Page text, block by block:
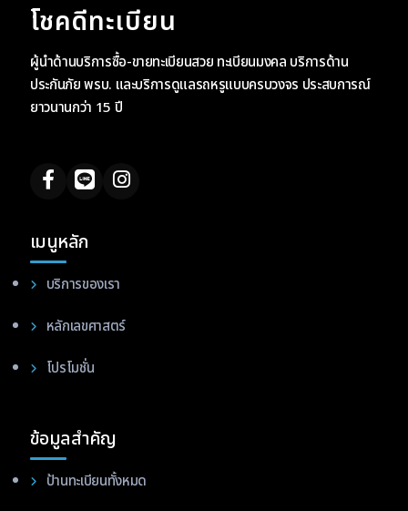
โชคดีทะเบียน
ผู้นำด้านบริการซื้อ-ขายทะเบียนสวย ทะเบียนมงคล บริการด้าน
ประกันภัย พรบ. และบริการดูแลรถหรูแบบครบวงจร ประสบการณ์
ยาวนานกว่า 15 ปี
เมนูหลัก
บริการของเรา
หลักเลขศาสตร์
โปรโมชั่น
ข้อมูลสำคัญ
ป้านทะเบียนทั้งหมด